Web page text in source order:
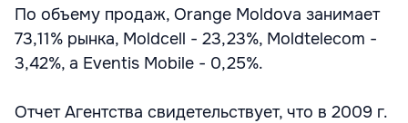
По объему продаж, Orange Moldova занимает
73,11% рынка, Moldcell - 23,23%, Moldtelecom -
3,42%, а Eventis Mobile - 0,25%.
Отчет Агентства свидетельствует, что в 2009 г.